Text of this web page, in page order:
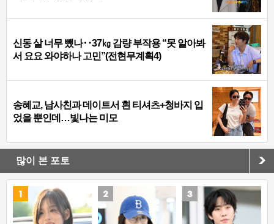
신동 살 너무 뺐나‥37㎏ 감량 부작용 “못 알아봐
서 요요 와야하나 고민”(전현무계획4)
송혜교, 남사친과 데이트서 흰 티셔츠+청바지 입
었을 뿐인데…빛나는 미모
많이 본 포토